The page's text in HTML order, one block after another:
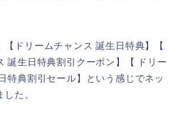
【ドリームチャンス 誕生日特典】【
誕生日特典割引クーポン】【 ドリー
特典割引セール】という感じでネッ
した。